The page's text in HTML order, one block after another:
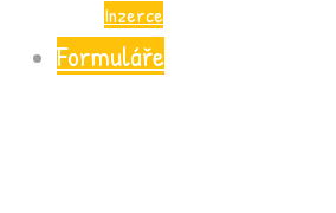
Inzerce
Formuláře